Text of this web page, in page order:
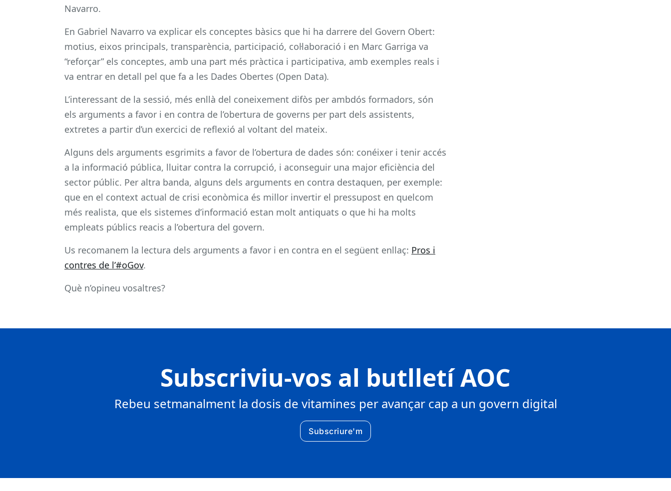
Navarro.
En Gabriel Navarro va explicar els conceptes bàsics que hi ha darrere del Govern Obert:
motius, eixos principals, transparència, participació, col·laboració i en Marc Garriga va
“reforçar” els conceptes, amb una part més pràctica i participativa, amb exemples reals i
va entrar en detall pel que fa a les Dades Obertes (Open Data).
L’interessant de la sessió, més enllà del coneixement difòs per ambdós formadors, són
els arguments a favor i en contra de l’obertura de governs per part dels assistents,
extretes a partir d’un exercici de reflexió al voltant del mateix.
Alguns dels arguments esgrimits a favor de l’obertura de dades són: conéixer i tenir accés
a la informació pública, lluitar contra la corrupció, i aconseguir una major eficiència del
sector públic. Per altra banda, alguns dels arguments en contra destaquen, per exemple:
que en el context actual de crisi econòmica és millor invertir el pressupost en quelcom
més realista, que els sistemes d’informació estan molt antiquats o que hi ha molts
empleats públics reacis a l’obertura del govern.
Us recomanem la lectura dels arguments a favor i en contra en el següent enllaç: Pros i
contres de l’#oGov.
Què n’opineu vosaltres?
Subscriviu-vos al butlletí AOC
Rebeu setmanalment la dosis de vitamines per avançar cap a un govern digital
Subscriure'm